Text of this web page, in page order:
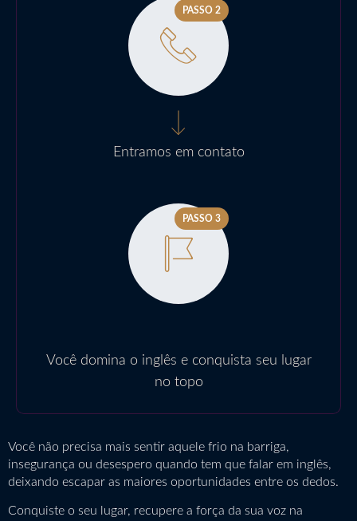
PASSO 2
Entramos em contato
PASSO 3
Você domina o inglês e conquista seu lugar
no topo
Você não precisa mais sentir aquele frio na barriga,
insegurança ou desespero quando tem que falar em inglês,
deixando escapar as maiores oportunidades entre os dedos.
Conquiste o seu lugar, recupere a força da sua voz na